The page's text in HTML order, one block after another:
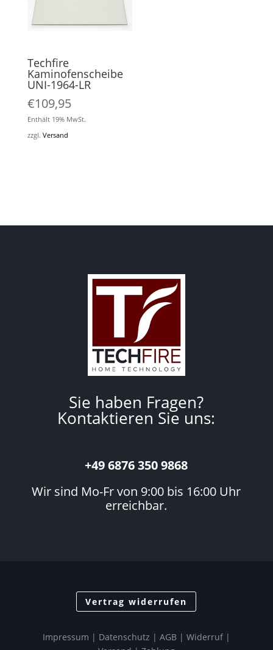
Techfire
Kaminofenscheibe
UNI-1964-LR
€109,95
Enthält 19% MwSt.
zzgl. Versand
Sie haben Fragen?
Kontaktieren Sie uns:
+49 6876 350 9868
Wir sind Mo-Fr von 9:00 bis 16:00 Uhr
erreichbar.
Vertrag widerrufen
Impressum | Datenschutz | AGB | Widerruf|